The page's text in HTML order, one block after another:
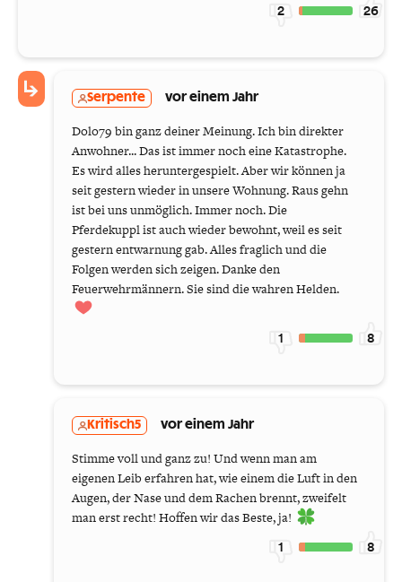
2 26
Serpente vor einem Jahr
Dolo79 bin ganz deiner Meinung. Ich bin direkter
Anwohner... Das ist immer noch eine Katastrophe.
Es wird alles heruntergespielt. Aber wir können ja
seit gestern wieder in unsere Wohnung. Raus gehn
ist bei uns unmöglich. Immer noch. Die
Pferdekuppl ist auch wieder bewohnt, weil es seit
gestern entwarnung gab. Alles fraglich und die
Folgen werden sich zeigen. Danke den
Feuerwehrmännern. Sie sind die wahren Helden.
1 8
Kritisch5 vor einem Jahr
Stimme voll und ganz zu! Und wenn man am
eigenen Leib erfahren hat, wie einem die Luft in den
Augen, der Nase und dem Rachen brennt, zweifelt
man erst recht! Hoffen wir das Beste, ja!
1 8